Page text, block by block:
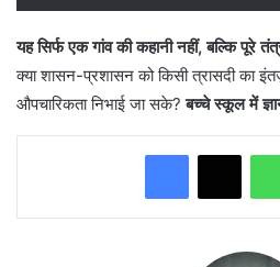
यह सिर्फ एक गांव की कहानी नहीं, बल्कि पूरे
क्या शासन-प्रशासन को किसी त्रासदी का
औपचारिकता निभाई जा सके?बच्चे स्कूल में